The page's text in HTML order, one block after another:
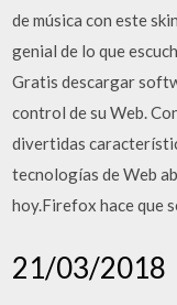
de música con este
genial de lo que
Gratis descargar
control de su Web.
divertidas
tecnologías de Web
hoy.Firefox hace que
21/03/2018